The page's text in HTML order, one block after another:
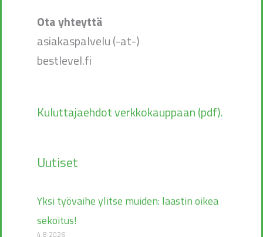
Ota yhteyttä
asiakaspalvelu (-at-)
bestlevel.fi
Kuluttajaehdot verkkokauppaan (pdf).
Uutiset
Yksi työvaihe ylitse muiden: laastin oikea
sekoitus!
4.8.2026